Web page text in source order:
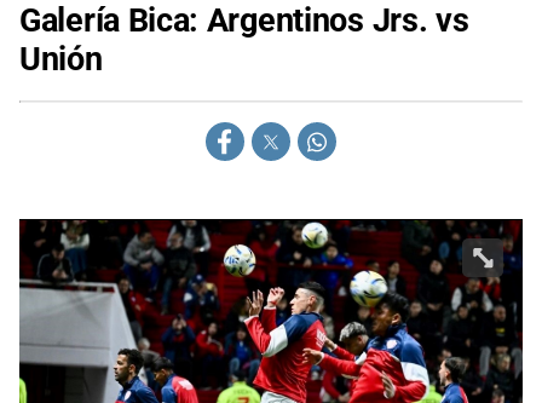
Galería Bica: Argentinos Jrs. vs
Unión